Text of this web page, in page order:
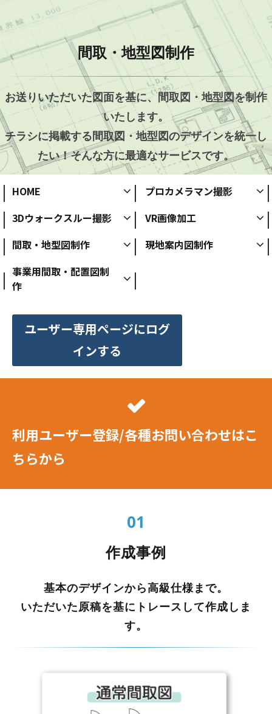
間取・地型図制作
お送りいただいた図面を基に、間取図・地型図を制作
いたします。
チラシに掲載する間取図・地型図のデザインを統一し
たい！そんな方に最適なサービスです。
HOME
プロカメラマン撮影
3Dウォークスルー撮影
VR画像加工
間取・地型図制作
現地案内図制作
事業用間取・配置図制
作
ユーザー専用ページにログ
インする
利用ユーザー登録/各種お問い合わせはこ
ちらから
01
作成事例
基本のデザインから高級仕様まで。
いただいた原稿を基にトレースして作成しま
す。